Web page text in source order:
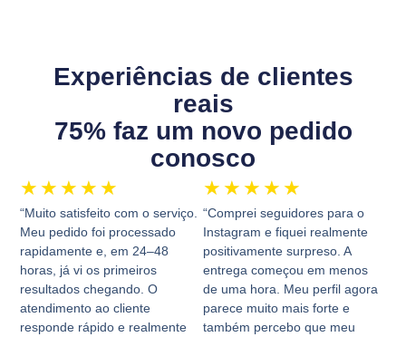
Experiências de clientes
reais
75% faz um novo pedido
conosco
★ ★ ★ ★ ★
“Muito satisfeito com o serviço.
Meu pedido foi processado
rapidamente e, em 24–48
horas, já vi os primeiros
resultados chegando. O
atendimento ao cliente
responde rápido e realmente
★ ★ ★ ★ ★
“Comprei seguidores para o
Instagram e fiquei realmente
positivamente surpreso. A
entrega começou em menos
de uma hora. Meu perfil agora
parece muito mais forte e
também percebo que meu